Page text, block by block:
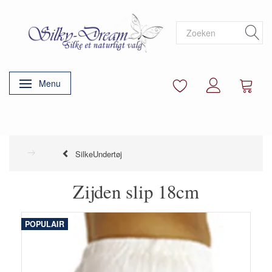
Navigatie in-/uitschakelen
Menu
SilkeUndertøj
Zijden slip 18cm
POPULAIR